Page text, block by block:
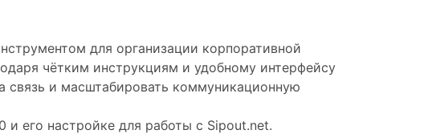
для организации корпоративной
чётким инструкциям и удобному интерфейсу
связь и масштабировать коммуникационную
и его настройке для работы с Sipout.net.